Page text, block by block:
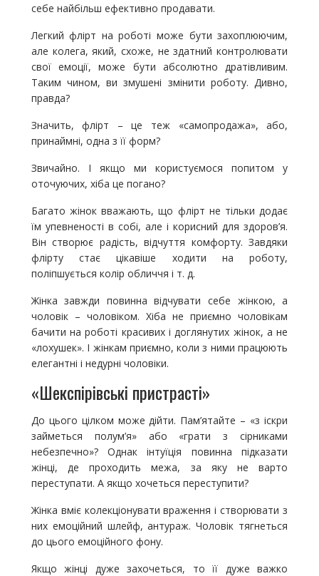
себе найбільш ефективно продавати.
Легкий флірт на роботі може бути захоплюючим,
але колега, який, схоже, не здатний контролювати
свої емоції, може бути абсолютно дратівливим.
Таким чином, ви змушені змінити роботу. Дивно,
правда?
Значить, флірт – це теж «самопродажа», або,
принаймні, одна з її форм?
Звичайно. І якщо ми користуємося попитом у
оточуючих, хіба це погано?
Багато жінок вважають, що флірт не тільки додає
їм упевненості в собі, але і корисний для здоров’я.
Він створює радість, відчуття комфорту. Завдяки
флірту стає цікавіше ходити на роботу,
поліпшується колір обличчя і т. д.
Жінка завжди повинна відчувати себе жінкою, а
чоловік – чоловіком. Хіба не приємно чоловікам
бачити на роботі красивих і доглянутих жінок, а не
«лохушек». І жінкам приємно, коли з ними працюють
елегантні і недурні чоловіки.
«Шекспірівські пристрасті»
До цього цілком може дійти. Пам’ятайте – «з іскри
займеться полум’я» або «грати з сірниками
небезпечно»? Однак інтуїція повинна підказати
жінці, де проходить межа, за яку не варто
переступати. А якщо хочеться переступити?
Жінка вміє колекціонувати враження і створювати з
них емоційний шлейф, антураж. Чоловік тягнеться
до цього емоційного фону.
Якщо жінці дуже захочеться, то її дуже важко